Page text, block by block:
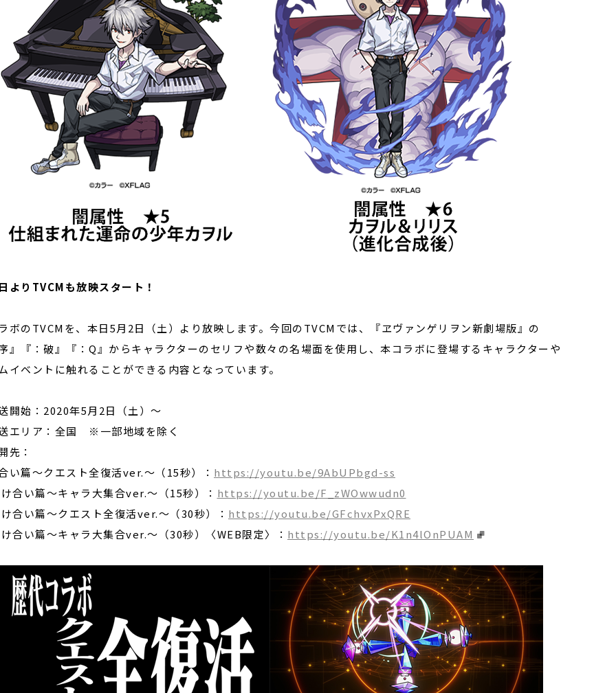
よりTVCMも放映スタート！
ボのTVCMを、本日5月2日（土）より放映します。今回のTVCMでは、『ヱヴァンゲリヲン新劇場版』の
序』『：破』『：Q』からキャラクターのセリフや数々の名場面を使用し、本コラボに登場するキャラクターや
イベントに触れることができる内容となっています。
開始：2020年5月2日（土）～
エリア：全国 ※一部地域を除く
先：
い篇～クエスト全復活ver.～（15秒）： https://youtu.be/9AbUPbgd-ss
合い篇～キャラ大集合ver.～（15秒）： https://youtu.be/F_zWOwwudn0
合い篇～クエスト全復活ver.～（30秒）： https://youtu.be/GFchvxPxQRE
合い篇～キャラ大集合ver.～（30秒）〈WEB限定〉： https://youtu.be/K1n4lOnPUAM